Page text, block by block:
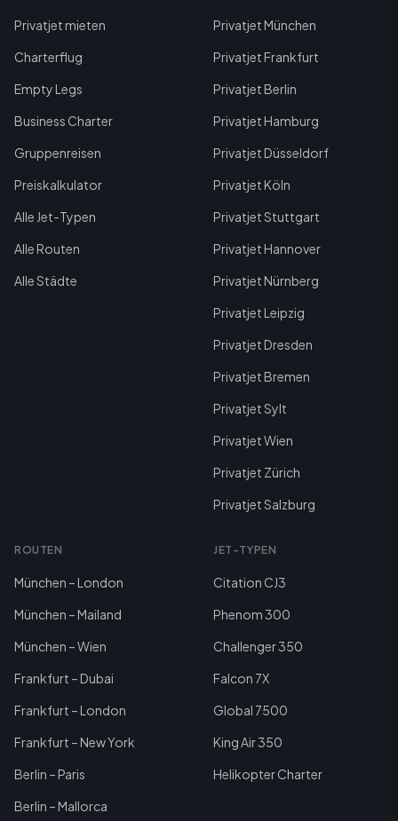
Privatjet mieten
Charterflug
Empty Legs
Business Charter
Gruppenreisen
Preiskalkulator
Alle Jet-Typen
Alle Routen
Alle Städte
Privatjet München
Privatjet Frankfurt
Privatjet Berlin
Privatjet Hamburg
Privatjet Düsseldorf
Privatjet Köln
Privatjet Stuttgart
Privatjet Hannover
Privatjet Nürnberg
Privatjet Leipzig
Privatjet Dresden
Privatjet Bremen
Privatjet Sylt
Privatjet Wien
Privatjet Zürich
Privatjet Salzburg
ROUTEN
München – London
München – Mailand
München – Wien
Frankfurt – Dubai
Frankfurt – London
Frankfurt – New York
Berlin – Paris
Berlin – Mallorca
JET-TYPEN
Citation CJ3
Phenom 300
Challenger 350
Falcon 7X
Global 7500
King Air 350
Helikopter Charter